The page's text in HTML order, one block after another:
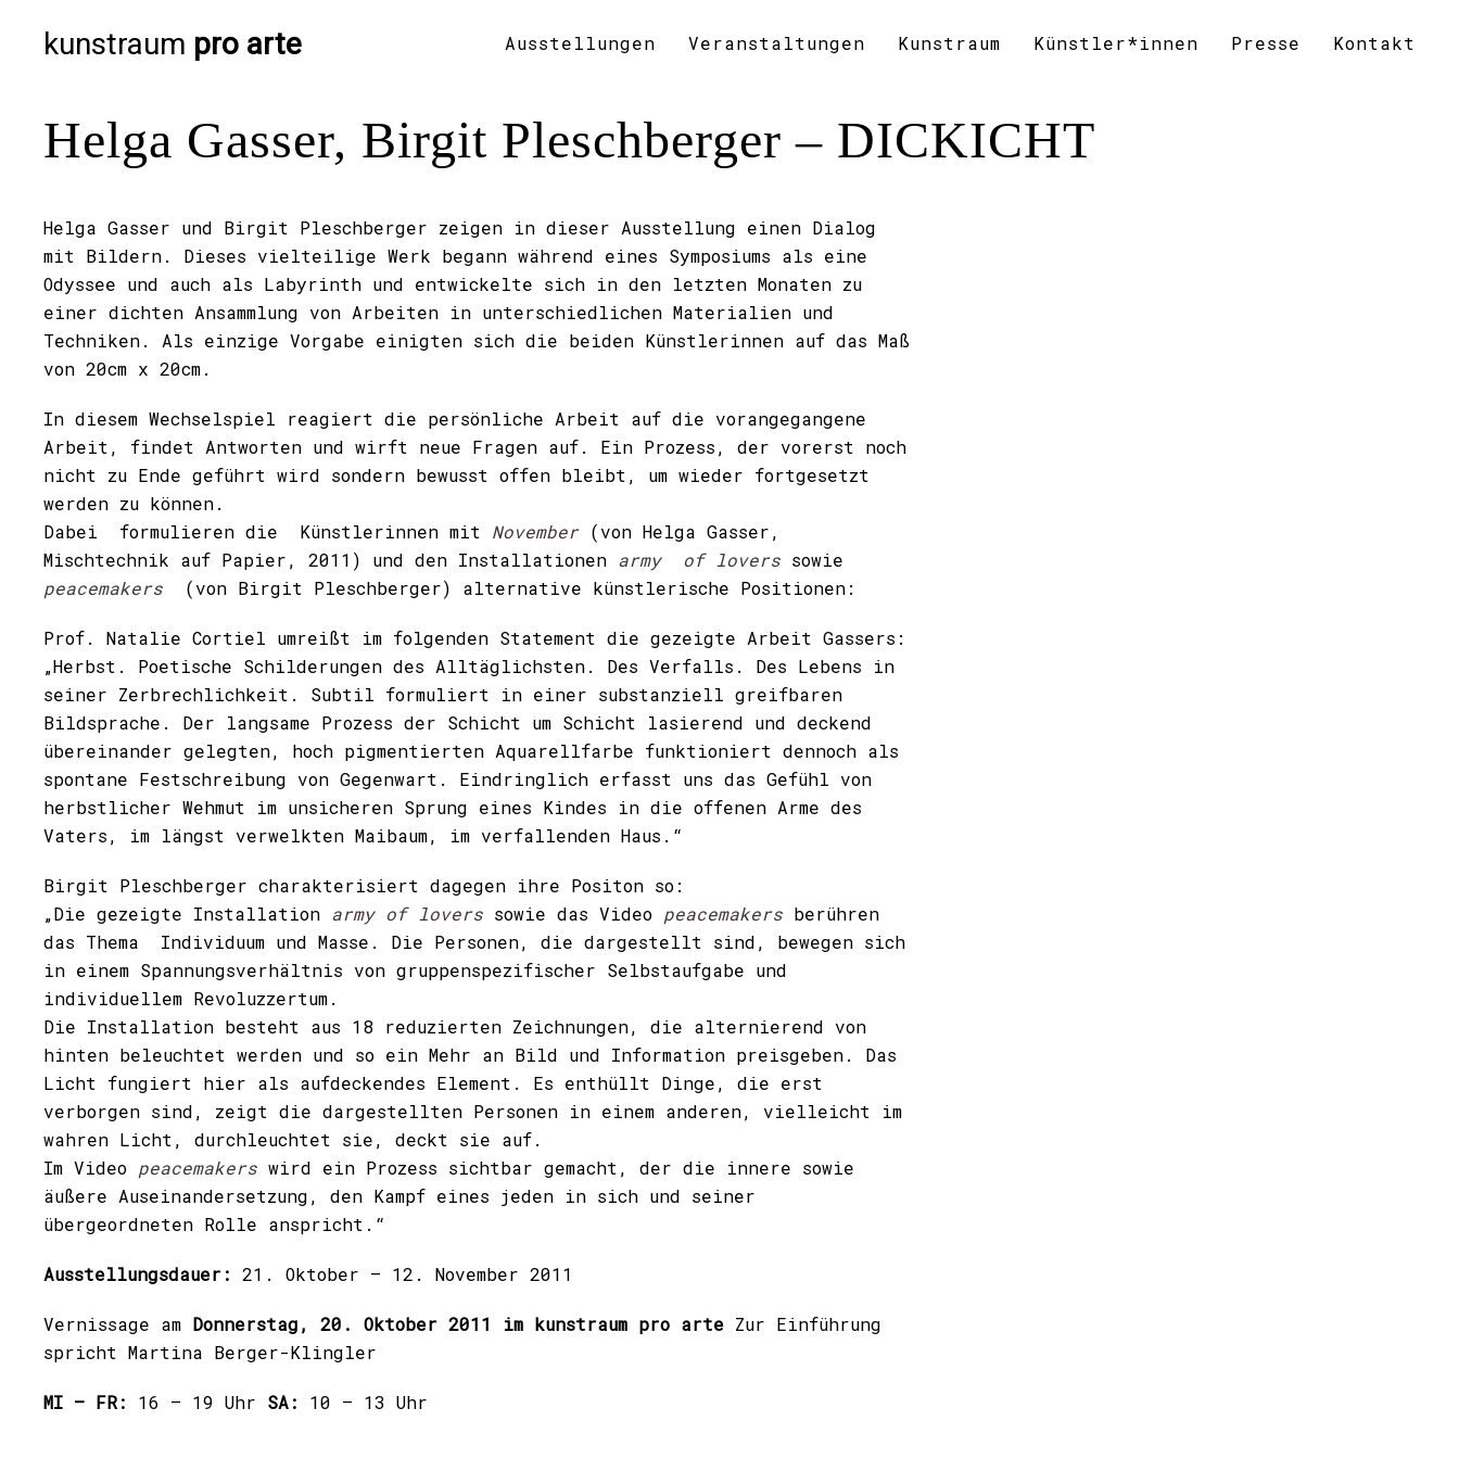
kunstraum pro arte Ausstellungen Veranstaltungen Kunstraum Künstler*innen Presse Kontakt
Helga Gasser, Birgit Pleschberger – DICKICHT
Helga Gasser und Birgit Pleschberger zeigen in dieser Ausstellung einen Dialog
mit Bildern. Dieses vielteilige Werk begann während eines Symposiums als eine
Odyssee und auch als Labyrinth und entwickelte sich in den letzten Monaten zu
einer dichten Ansammlung von Arbeiten in unterschiedlichen Materialien und
Techniken. Als einzige Vorgabe einigten sich die beiden Künstlerinnen auf das Maß
von 20cm x 20cm.
In diesem Wechselspiel reagiert die persönliche Arbeit auf die vorangegangene
Arbeit, findet Antworten und wirft neue Fragen auf. Ein Prozess, der vorerst noch
nicht zu Ende geführt wird sondern bewusst offen bleibt, um wieder fortgesetzt
werden zu können.
Dabei formulieren die Künstlerinnen mit November(von Helga Gasser,
Mischtechnik auf Papier, 2011) und den Installationen army of lovers sowie
peacemakers (von Birgit Pleschberger) alternative künstlerische Positionen:
Prof. Natalie Cortiel umreißt im folgenden Statement die gezeigte Arbeit Gassers:
„Herbst. Poetische Schilderungen des Alltäglichsten. Des Verfalls. Des Lebens in
seiner Zerbrechlichkeit. Subtil formuliert in einer substanziell greifbaren
Bildsprache. Der langsame Prozess der Schicht um Schicht lasierend und deckend
übereinander gelegten, hoch pigmentierten Aquarellfarbe funktioniert dennoch als
spontane Festschreibung von Gegenwart. Eindringlich erfasst uns das Gefühl von
herbstlicher Wehmut im unsicheren Sprung eines Kindes in die offenen Arme des
Vaters, im längst verwelkten Maibaum, im verfallenden Haus.“
Birgit Pleschberger charakterisiert dagegen ihre Positon so:
„Die gezeigte Installation army of lovers sowie das Video peacemakers berühren
das Thema Individuum und Masse. Die Personen, die dargestellt sind, bewegen sich
in einem Spannungsverhältnis von gruppenspezifischer Selbstaufgabe und
individuellem Revoluzzertum.
Die Installation besteht aus 18 reduzierten Zeichnungen, die alternierend von
hinten beleuchtet werden und so ein Mehr an Bild und Information preisgeben. Das
Licht fungiert hier als aufdeckendes Element. Es enthüllt Dinge, die erst
verborgen sind, zeigt die dargestellten Personen in einem anderen, vielleicht im
wahren Licht, durchleuchtet sie, deckt sie auf.
Im Video peacemakers wird ein Prozess sichtbar gemacht, der die innere sowie
äußere Auseinandersetzung, den Kampf eines jeden in sich und seiner
übergeordneten Rolle anspricht.“
Ausstellungsdauer: 21. Oktober – 12. November 2011
Vernissage am Donnerstag, 20. Oktober 2011 im kunstraum pro arte Zur Einführung
spricht Martina Berger-Klingler
MI – FR: 16 – 19 Uhr SA: 10 – 13 Uhr